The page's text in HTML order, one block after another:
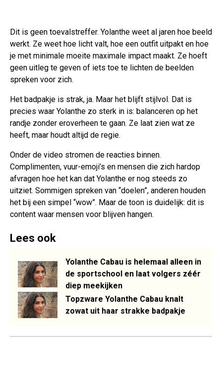
Dit is geen toevalstreffer. Yolanthe weet al jaren hoe beeld
werkt. Ze weet hoe licht valt, hoe een outfit uitpakt en hoe
je met minimale moeite maximale impact maakt. Ze hoeft
geen uitleg te geven of iets toe te lichten de beelden
spreken voor zich.
Het badpakje is strak, ja. Maar het blijft stijlvol. Dat is
precies waar Yolanthe zo sterk in is: balanceren op het
randje zonder eroverheen te gaan. Ze laat zien wat ze
heeft, maar houdt altijd de regie.
Onder de video stromen de reacties binnen.
Complimenten, vuur-emoji’s en mensen die zich hardop
afvragen hoe het kan dat Yolanthe er nog steeds zo
uitziet. Sommigen spreken van “doelen”, anderen houden
het bij een simpel “wow”. Maar de toon is duidelijk: dit is
content waar mensen voor blijven hangen.
Lees ook
Yolanthe Cabau is helemaal alleen in
de sportschool en laat volgers zéér
diep meekijken
Topzware Yolanthe Cabau knalt
zowat uit haar strakke badpakje